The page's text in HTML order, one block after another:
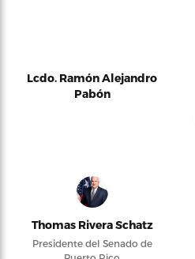
Lcdo. Ramón Alejandro
Pabón
Thomas Rivera Schatz
Presidente del Senado de